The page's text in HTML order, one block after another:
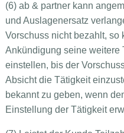
(6) ab & partner kann
und Auslagenersatz
Vorschuss nicht bezahlt, so
Ankündigung seine weitere
einstellen, bis der
Absicht die Tätigkeit
bekannt zu geben, wenn
Einstellung der Tätigkeit